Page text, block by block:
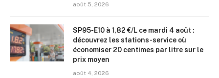
août 5, 2026
SP95-E10 à 1,82 €/L ce mardi 4 août :
découvrez les stations-service où
économiser 20 centimes par litre sur le
prix moyen
août 4, 2026